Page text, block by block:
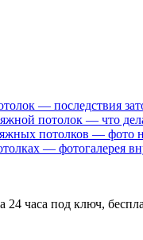
— последствия
потолок — что
потолков — фото
— фотогалерея
24 часа под ключ,